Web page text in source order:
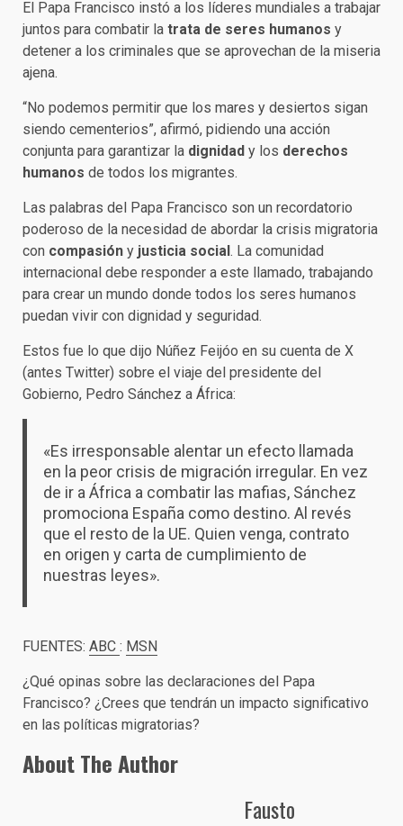
El Papa Francisco instó a los líderes mundiales a trabajar
juntos para combatir la trata de seres humanos y
detener a los criminales que se aprovechan de la miseria
ajena.
“No podemos permitir que los mares y desiertos sigan
siendo cementerios”, afirmó, pidiendo una acción
conjunta para garantizar la dignidad y los derechos
humanos de todos los migrantes.
Las palabras del Papa Francisco son un recordatorio
poderoso de la necesidad de abordar la crisis migratoria
con compasión y justicia social . La comunidad
internacional debe responder a este llamado, trabajando
para crear un mundo donde todos los seres humanos
puedan vivir con dignidad y seguridad.
Estos fue lo que dijo Núñez Feijóo en su cuenta de X
(antes Twitter) sobre el viaje del presidente del
Gobierno, Pedro Sánchez a África:
«Es irresponsable alentar un efecto llamada
en la peor crisis de migración irregular. En vez
de ir a África a combatir las mafias, Sánchez
promociona España como destino. Al revés
que el resto de la UE. Quien venga, contrato
en origen y carta de cumplimiento de
nuestras leyes».
FUENTES: ABC : MSN
¿Qué opinas sobre las declaraciones del Papa
Francisco? ¿Crees que tendrán un impacto significativo
en las políticas migratorias?
About The Author
Fausto